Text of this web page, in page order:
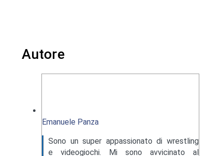
Autore
Emanuele Panza
Sono un super appassionato di wrestling
e videogiochi. Mi sono avvicinato al